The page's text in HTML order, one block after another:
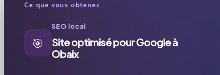
Ce que vous obtenez
🎯
SEO local
Site optimisé pour Google à
Obaix